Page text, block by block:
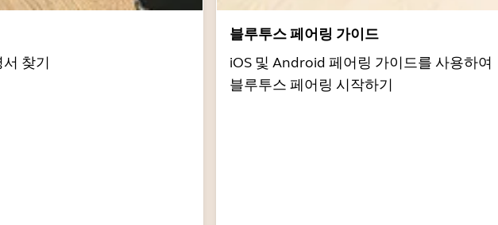
찾기
블루투스 페어링 가이드
iOS 및 Android 페어링 가이드를 사용하여
블루투스 페어링 시작하기